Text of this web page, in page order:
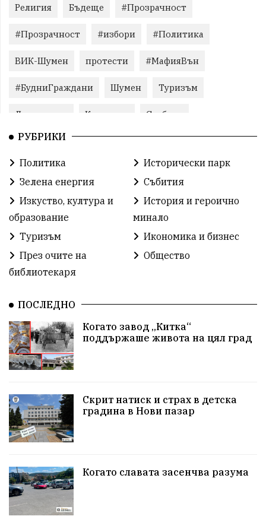
Религия Бъдеще #Прозрачност
#Прозрачност #избори #Политика
ВИК-Шумен протести #МафияВън
#БудниГраждани Шумен Туризъм
Литература Корупция Свобода
Справедливост
Събития Здраве Безводие
Безводие Война на пътя
#СилаНаНарода контрапротести
#България
Зависимости ИсторическиПарк НовиПазар
Неудобните Шуробаджанащина
БлизкоМинало
Пещера „Бисерна" АкваЯнтра
БългарскиПроизводител
ИсторииЗаШумен
КултуренТуризъм
РУБРИКИ
Политика
Исторически парк
Зелена енергия
Събития
Изкуство, култура и
образование
История и героично
минало
Туризъм
Икономика и бизнес
През очите на
библиотекаря
Общество
ПОСЛЕДНО
Когато завод „Китка“
поддържаше живота на цял град
Скрит натиск и страх в детска
градина в Нови пазар
Когато славата засенчва разума